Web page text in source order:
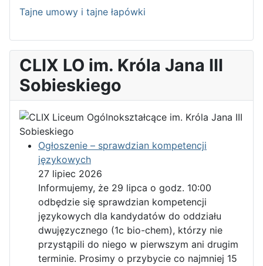
Tajne umowy i tajne łapówki
CLIX LO im. Króla Jana III
Sobieskiego
Ogłoszenie – sprawdzian kompetencji
językowych
27 lipiec 2026
Informujemy, że 29 lipca o godz. 10:00
odbędzie się sprawdzian kompetencji
językowych dla kandydatów do oddziału
dwujęzycznego (1c bio-chem), którzy nie
przystąpili do niego w pierwszym ani drugim
terminie. Prosimy o przybycie co najmniej 15